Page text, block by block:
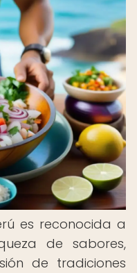
es reconocida a
de sabores,
de tradiciones